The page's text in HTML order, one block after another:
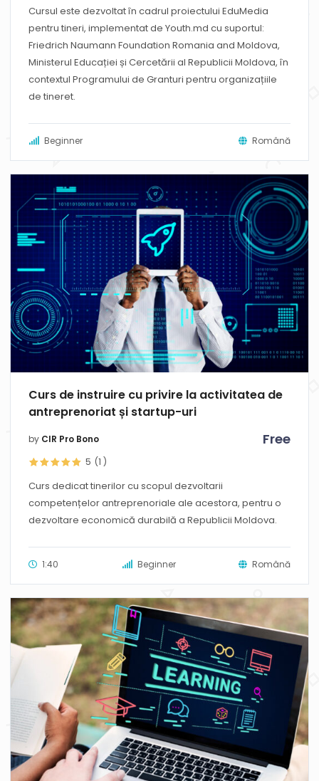
Cursul este dezvoltat în cadrul proiectului EduMedia
pentru tineri, implementat de Youth.md cu suportul:
Friedrich Naumann Foundation Romania and Moldova,
Ministerul Educației și Cercetării al Republicii Moldova, în
contextul Programului de Granturi pentru organizațiile
de tineret.
Beginner Română
Curs de instruire cu privire la activitatea de
antreprenoriat și startup-uri
by CIR Pro Bono Free
5 (1 )
Curs dedicat tinerilor cu scopul dezvoltarii
competențelor antreprenoriale ale acestora, pentru o
dezvoltare economică durabilă a Republicii Moldova.
1:40 Beginner Română